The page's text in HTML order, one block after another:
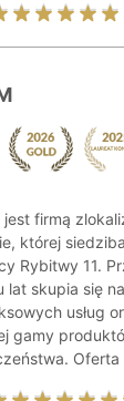
jest firmą
której
Rybitwy 11.
lat skupia się
usług
gamy
Oferta